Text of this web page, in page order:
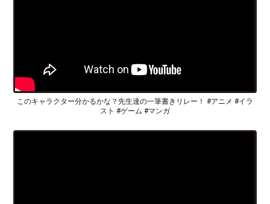
このキャラクター分かるかな？先生達の一筆書きリレー！ #アニメ #イラ
スト #ゲーム #マンガ